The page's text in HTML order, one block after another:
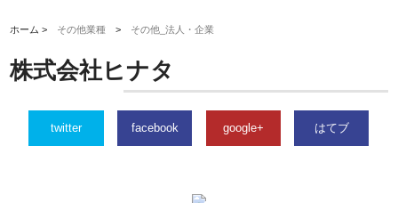
ホーム > その他業種 > その他_法人・企業
株式会社ヒナタ
twitter facebook google+ はてブ